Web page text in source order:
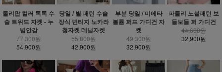
롤리팝 컬러 톡톡 수
술 트위드 자켓 - 누
빔안감
77,300원
54,900원
당일 / 별 패턴 수술
장식 빈티지 노카라
청자켓 데님자켓
55,800원
42,900원
부분 당일 / 미에타
볼륨 퍼프 가디건 자
켓
49,300원
32,900원
파를리 노블패턴 보
들보들 퍼 가디건
44,600원
32,900원